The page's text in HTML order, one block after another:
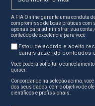
A FIA Online garante uma conduta
compromisso de boas práticas
apenas para administrar sua conta,
conteúdo de excelência para você
Estou de acordo e aceito
canais trazendo conteúdos
Você poderá solicitar o
quiser.
Concordando na seleção acima,
dos seus dados, com o objetivo de
científicos e profissionais.